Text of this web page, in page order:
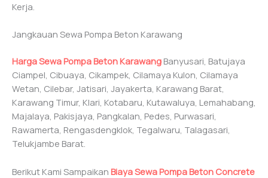
Kerja.
Jangkauan Sewa Pompa Beton Karawang
Harga Sewa Pompa Beton Karawang Banyusari, Batujaya
Ciampel, Cibuaya, Cikampek, Cilamaya Kulon, Cilamaya
Wetan, Cilebar, Jatisari, Jayakerta, Karawang Barat,
Karawang Timur, Klari, Kotabaru, Kutawaluya, Lemahabang,
Majalaya, Pakisjaya, Pangkalan, Pedes, Purwasari,
Rawamerta, Rengasdengklok, Tegalwaru, Talagasari,
Telukjambe Barat.
Berikut Kami Sampaikan Biaya Sewa Pompa Beton Concrete